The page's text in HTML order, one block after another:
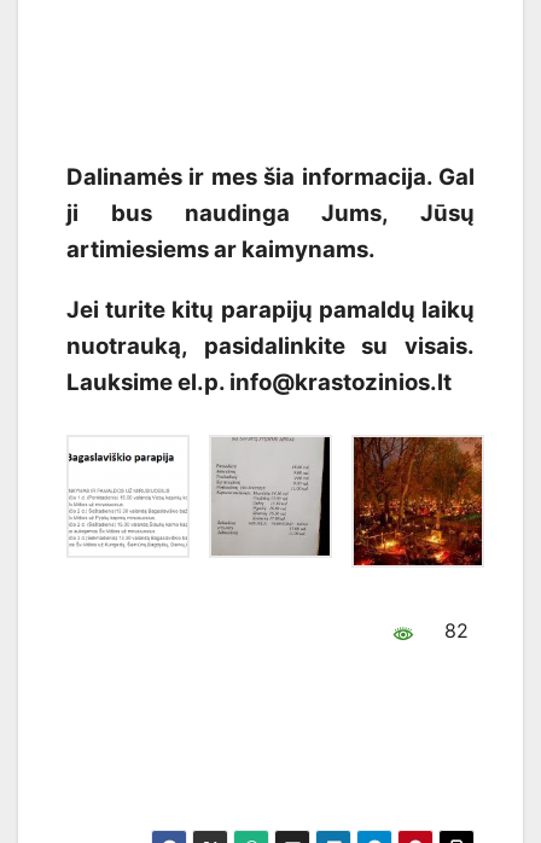
Dalinamės ir mes šia informacija. Gal
ji bus naudinga Jums, Jūsų
artimiesiems ar kaimynams.
Jei turite kitų parapijų pamaldų laikų
nuotrauką, pasidalinkite su visais.
Lauksime el.p. info@krastozinios.lt
82